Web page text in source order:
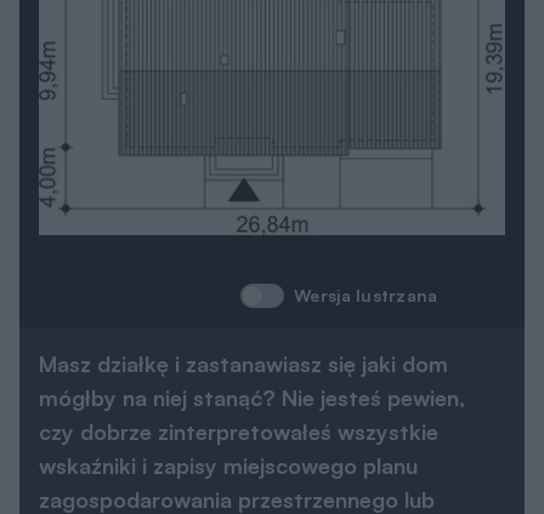
Wersja lustrzana
Masz działkę i zastanawiasz się jaki dom
mógłby na niej stanąć? Nie jesteś pewien,
czy dobrze zinterpretowałeś wszystkie
wskaźniki i zapisy miejscowego planu
zagospodarowania przestrzennego lub